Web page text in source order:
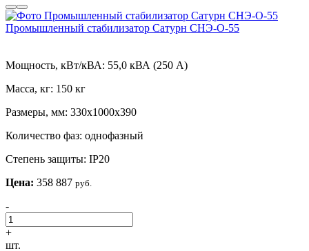
Промышленный стабилизатор Сатурн СНЭ-О-55
Мощность, кВт/кВА: 55,0 кВА (250 А)
Масса, кг: 150 кг
Размеры, мм: 330х1000х390
Количество фаз: однофазный
Степень защиты: IP20
Цена: 358 887 руб.
-
+
шт.